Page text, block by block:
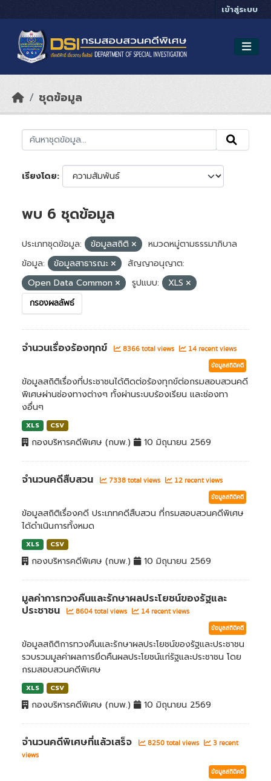
เข้าสู่ระบบ
ชุดข้อมูล
เรียงโดย
พบ 6 ชุดข้อมูล
ประเภทชุดข้อมูล: ข้อมูลสถิติ
หมวดหมู่ตามธรรมาภิบาล
ข้อมูล:
ข้อมูลสาธารณะ
สัญญาอนุญาต:
Open Data Common
รูปแบบ: XLS
กรองผลลัพธ์
จำนวนเรื่องร้องทุกข์ 8366 total views 14 recent views
ข้อมูลสถิติคดี
ข้อมูลสถิติเรื่องที่ประชาชนได้ติดต่อร้องทุกข์ต่อกรมสอบสวนคดี
พิเศษผ่านช่องทางต่างๆ ทั้งผ่านระบบร้องเรียน และช่องทา
งอื่นๆ
XLS CSV
กองบริหารคดีพิเศษ (กบพ.) 10 มิถุนายน 2569
จำนวนคดีสืบสวน 7338 total views 12 recent views
ข้อมูลสถิติคดี
ข้อมูลสถิติเรื่องคดี ประเภทคดีสืบสวน ที่กรมสอบสวนคดีพิเศษ
ได้ดำเนินการทั้งหมด
XLS CSV
กองบริหารคดีพิเศษ (กบพ.) 10 มิถุนายน 2569
มูลค่าการทวงคืนและรักษาผลประโยชน์ของรัฐและ
ประชาชน
8604 total views 14 recent views
ข้อมูลสถิติคดี
ข้อมูลสถิติการทวงคืนและรักษาผลประโยชน์ของรัฐและประชาชน
รวบรวมมูลค่าผลการยึดคืนผลประโยชน์แก่รัฐและประชาชน โดย
กรมสอบสวนคดีพิเศษ
XLS CSV
กองบริหารคดีพิเศษ (กบพ.) 10 มิถุนายน 2569
จำนวนคดีพิเศษที่แล้วเสร็จ 8250 total views
3 recent
views
ข้อมูลสถิติคดี